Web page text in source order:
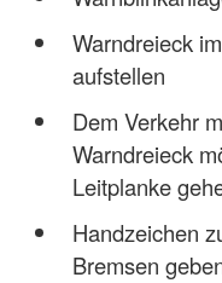
Warndreieck
aufstellen
Dem Verkehr
Warndreieck
Leitplanke
Handzeichen
Bremsen